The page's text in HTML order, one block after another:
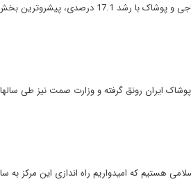
مدیر کل دفتر صنایع پوشاک و منسوجات وزارت صمت گفت: در سال 1401 صنعت نساجی و
ایران رونق گرفته و وزارت صمت نیز طی
هستیم که امیدواریم راه اندازی این مرکز به